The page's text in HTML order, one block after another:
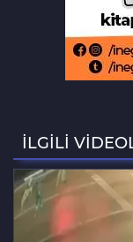
İLGİLİ